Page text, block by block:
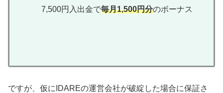
7,500円入出金で毎月1,500円分のボーナス
ですが、仮にIDAREの運営会社が破綻した場合に保証さ